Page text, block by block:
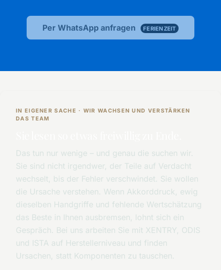
Per WhatsApp anfragen FERIENZEIT
IN EIGENER SACHE · WIR WACHSEN UND VERSTÄRKEN
DAS TEAM
Das tun nur wenige – und genau die suchen wir.
Sie sind nicht irgendwer, der Teile auf Verdacht
wechselt, bis der Fehler verschwindet. Sie wollen
die Ursache verstehen. Wenn Akkorddruck, ewig
dieselben Handgriffe und fehlende Wertschätzung
das Beste in Ihnen ausbremsen, lohnt sich ein
Gespräch. Bei uns arbeiten Sie mit XENTRY, ODIS
und ISTA auf Herstellerniveau und finden
Ursachen, statt Komponenten zu tauschen.